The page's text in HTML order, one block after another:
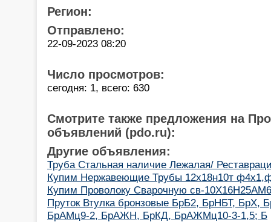
Регион:
Отправлено:
22-09-2023 08:20
Число просмотров:
сегодня: 1, всего: 630
Смотрите также предложения на
объявлений (pdo.ru):
Другие объявления:
Труба Стальная наличие Лежалая/
Купим Нержавеющие Трубы 12х18н10т
Купим Проволоку Сварочную св-10Х16Н25АМ6
Пруток Втулка бронзовые БрБ2, БрНБТ, БрХ,
БрАМц9-2, БрАЖН, БрКД, БрАЖМц10-3-1,5; Б